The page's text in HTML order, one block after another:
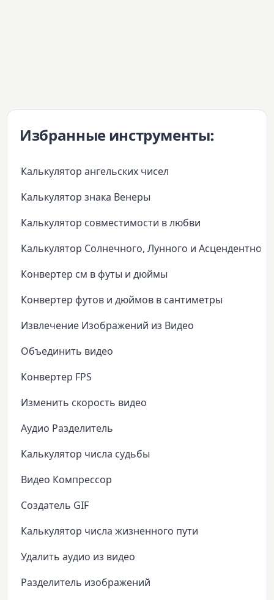
Избранные инструменты:
Калькулятор ангельских чисел
Калькулятор знака Венеры
Калькулятор совместимости в любви
Калькулятор Солнечного, Лунного и Асцендентного
Конвертер см в футы и дюймы
Конвертер футов и дюймов в сантиметры
Извлечение Изображений из Видео
Объединить видео
Конвертер FPS
Изменить скорость видео
Аудио Разделитель
Калькулятор числа судьбы
Видео Компрессор
Создатель GIF
Калькулятор числа жизненного пути
Удалить аудио из видео
Разделитель изображений